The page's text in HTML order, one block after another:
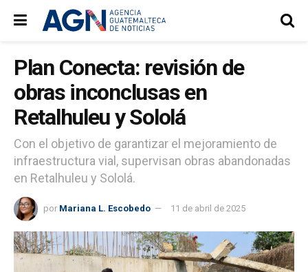
Plan Conecta: revisión de
obras inconclusas en
Retalhuleu y Sololá
Con el objetivo de garantizar el mejoramiento de
infraestructura vial, supervisan obras abandonadas
en Retalhuleu y Sololá.
por Mariana L. Escobedo 11 de abril de 2025